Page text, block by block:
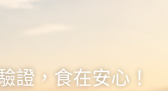
證，食在安心！